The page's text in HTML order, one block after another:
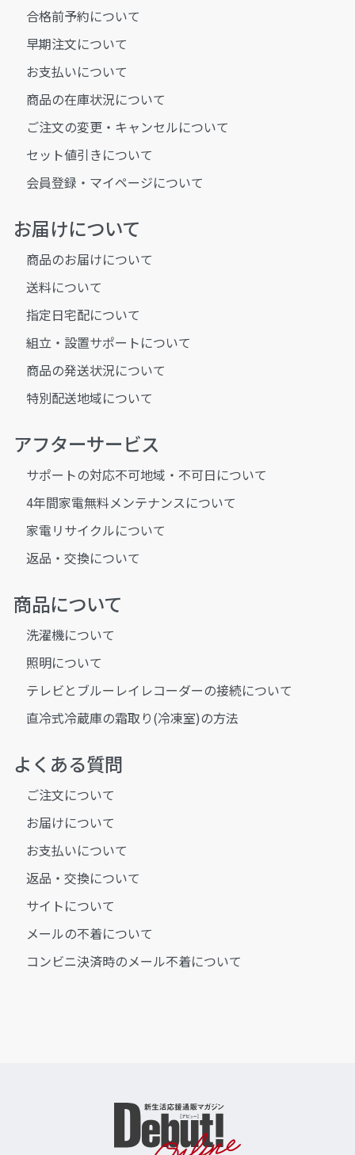
合格前予約について
早期注文について
お支払いについて
商品の在庫状況について
ご注文の変更・キャンセルについて
セット値引きについて
会員登録・マイページについて
お届けについて
商品のお届けについて
送料について
指定日宅配について
組立・設置サポートについて
商品の発送状況について
特別配送地域について
アフターサービス
サポートの対応不可地域・不可日について
4年間家電無料メンテナンスについて
家電リサイクルについて
返品・交換について
商品について
洗濯機について
照明について
テレビとブルーレイレコーダーの接続について
直冷式冷蔵庫の霜取り(冷凍室)の方法
よくある質問
ご注文について
お届けについて
お支払いについて
返品・交換について
サイトについて
メールの不着について
コンビニ決済時のメール不着について